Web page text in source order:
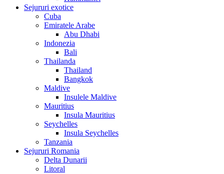
Sejururi exotice
Cuba
Emiratele Arabe
Abu Dhabi
Indonezia
Bali
Thailanda
Thailand
Bangkok
Maldive
Insulele Maldive
Mauritius
Insula Mauritius
Seychelles
Insula Seychelles
Tanzania
Sejururi Romania
Delta Dunarii
Litoral